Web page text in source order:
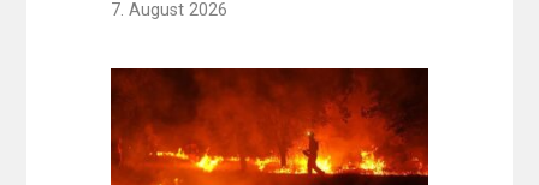
7. August 2026